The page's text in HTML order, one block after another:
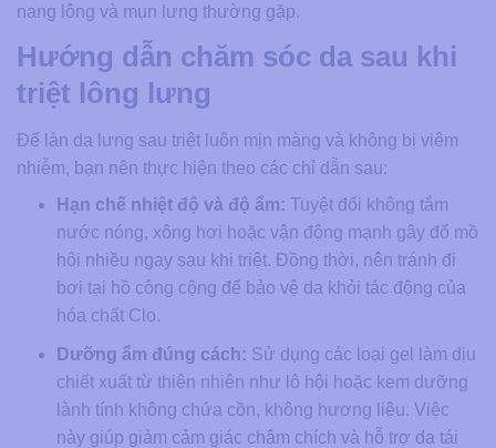
nang lông và mụn lưng thường gặp.
Hướng dẫn chăm sóc da sau khi
triệt lông lưng
Để làn da lưng sau triệt luôn mịn màng và không bị viêm
nhiễm, bạn nên thực hiện theo các chỉ dẫn sau:
Hạn chế nhiệt độ và độ ẩm: Tuyệt đối không tắm
nước nóng, xông hơi hoặc vận động mạnh gây đổ mồ
hôi nhiều ngay sau khi triệt. Đồng thời, nên tránh đi
bơi tại hồ công cộng để bảo vệ da khỏi tác động của
hóa chất Clo.
Dưỡng ẩm đúng cách: Sử dụng các loại gel làm dịu
chiết xuất từ thiên nhiên như lô hội hoặc kem dưỡng
lành tính không chứa cồn, không hương liệu. Việc
này giúp giảm cảm giác châm chích và hỗ trợ da tái